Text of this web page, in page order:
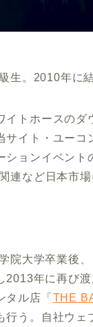
生。2010年に結
イトホースのダ
サイト・ユー
ションイベン
連など日本市
院大学卒業後
2013年に再び
タル店「 THE
行う。自社ウ